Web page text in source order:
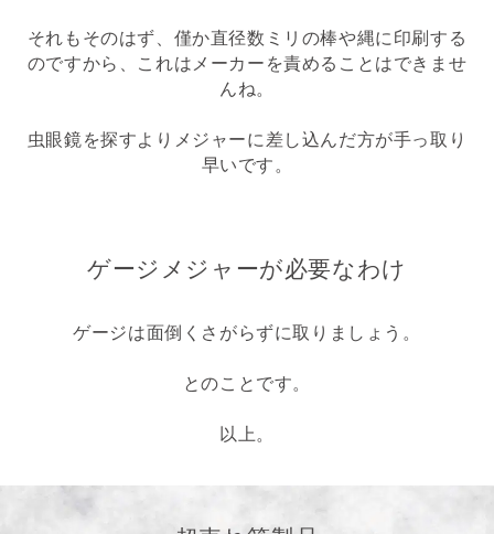
それもそのはず、僅か直径数ミリの棒や縄に印刷する
のですから、これはメーカーを責めることはできませ
んね。
虫眼鏡を探すよりメジャーに差し込んだ方が手っ取り
早いです。
ゲージメジャーが必要なわけ
ゲージは面倒くさがらずに取りましょう。
とのことです。
以上。